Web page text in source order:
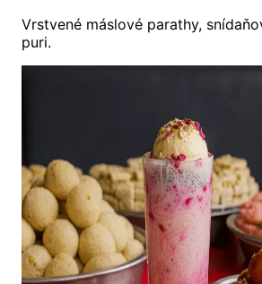
Vrstvené máslové parathy,
puri.